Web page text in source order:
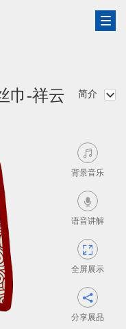
巾-祥云 简介 

背景音乐

语音讲解

全屏展示

分享展品